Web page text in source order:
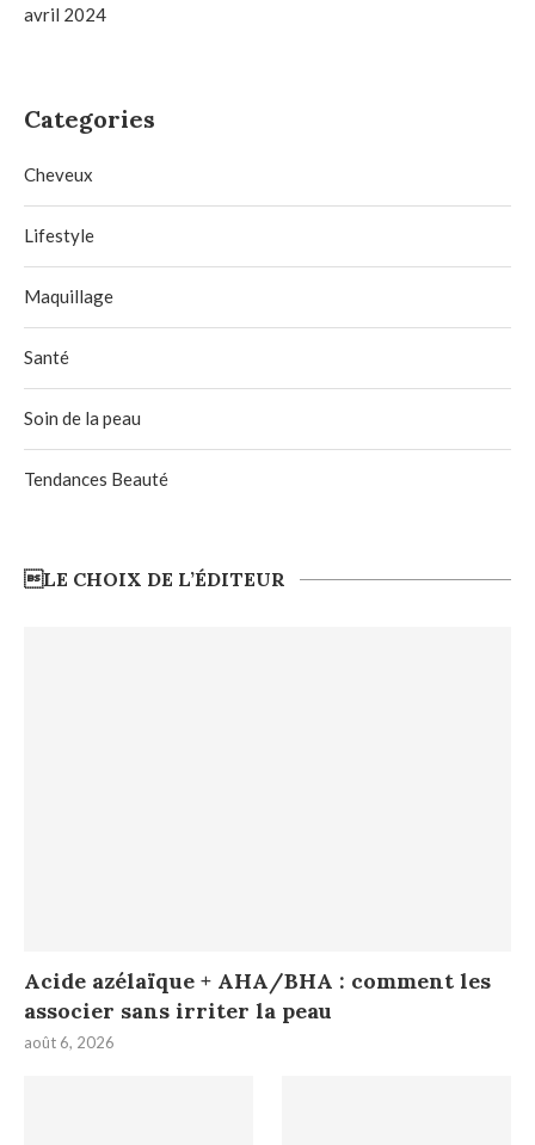
avril 2024
Categories
Cheveux
Lifestyle
Maquillage
Santé
Soin de la peau
Tendances Beauté
LE CHOIX DE L’ÉDITEUR
Acide azélaïque + AHA/BHA : comment les
associer sans irriter la peau
août 6, 2026